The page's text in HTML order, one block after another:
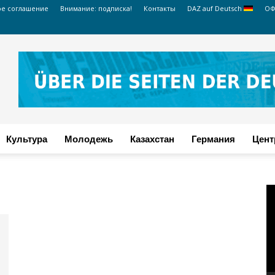
соглашение Внимание: подписка! Контакты DAZ auf Deutsch
Культура Молодежь Казахстан Германия